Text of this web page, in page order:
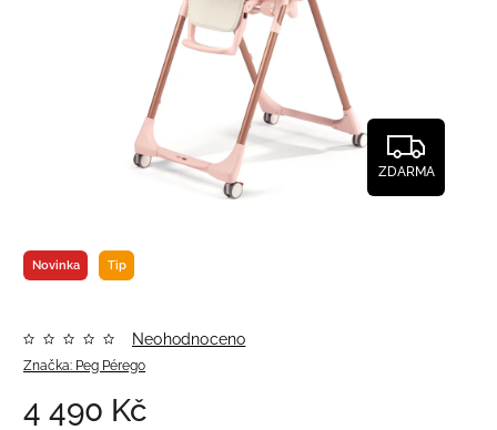
ZDARMA
Novinka Tip
Značka: Peg Pérego
Neohodnoceno
4 490 Kč